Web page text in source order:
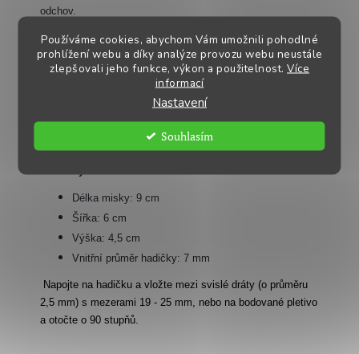
Používáme cookies, abychom Vám umožnili pohodlné
prohlížení webu a díky analýze provozu webu neustále
zlepšovali jeho funkce, výkon a použitelnost. Více
informací
Nastavení
Souhlasím
odchov.
Jak funguje:
přívod vody uzavře váha vody v misce
voda se spustí samospádem přes hadičku
miska vahou zamáčkne pružinku
dosedne na silikonové těsnění, tím zastaví přívod
Délka misky: 9 cm
Šířka: 6 cm
Výška: 4,5 cm
Vnitřní průměr hadičky: 7 mm
Napojte na hadičku a vložte mezi svislé dráty (o průměru
2,5 mm) s mezerami 19 - 25 mm, nebo na bodované pletivo
a otočte o 90 stupňů.